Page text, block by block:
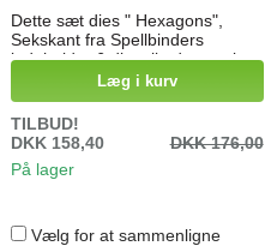
Dette sæt dies " Hexagons",
Sekskant fra Spellbinders
indeholder 6 dies til udstansning,
embossing og kun prægning i
stansemaskiner. Mål: fra 2 cm x
2 cm til 9,2 cm x 9,2 cm
Læg i kurv
TILBUD!
DKK 158,40
DKK 176,00
På lager
Vælg for at sammenligne